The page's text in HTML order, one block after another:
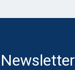
Newsletter